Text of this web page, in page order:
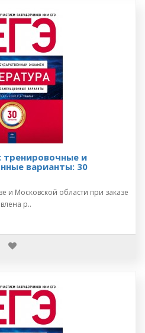
тренировочные и
варианты: 30
и Московской области при заказе
р..